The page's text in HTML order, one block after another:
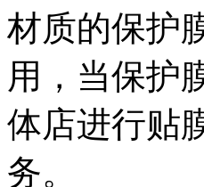
材质的保护
用，当保护
体店进行贴
务。